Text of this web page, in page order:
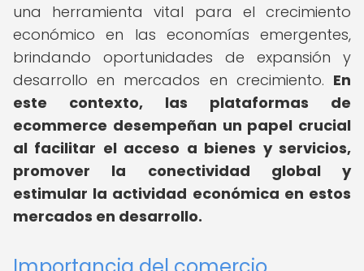
una herramienta vital para el crecimiento
económico en las economías emergentes,
brindando oportunidades de expansión y
desarrollo en mercados en crecimiento. En
este contexto, las plataformas de
ecommerce desempeñan un papel crucial
al facilitar el acceso a bienes y servicios,
promover la conectividad global y
estimular la actividad económica en estos
mercados en desarrollo.